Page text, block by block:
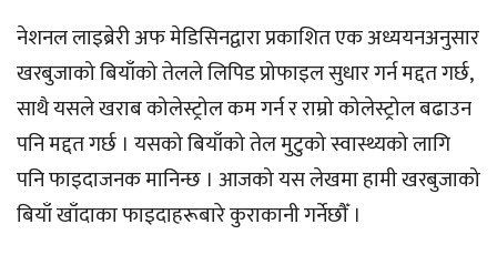
नेशनल लाइब्रेरी अफ मेडिसिनद्वारा प्रकाशित एक अध्ययनअनुसार
खरबुजाको बियाँको तेलले लिपिड प्रोफाइल सुधार गर्न मद्दत गर्छ,
साथै यसले खराब कोलेस्ट्रोल कम गर्न र राम्रो कोलेस्ट्रोल बढाउन
पनि मद्दत गर्छ । यसको बियाँको तेल मुटुको स्वास्थ्यको लागि
पनि फाइदाजनक मानिन्छ । आजको यस लेखमा हामी खरबुजाको
बियाँ खाँदाका फाइदाहरूबारे कुराकानी गर्नेछौँ ।